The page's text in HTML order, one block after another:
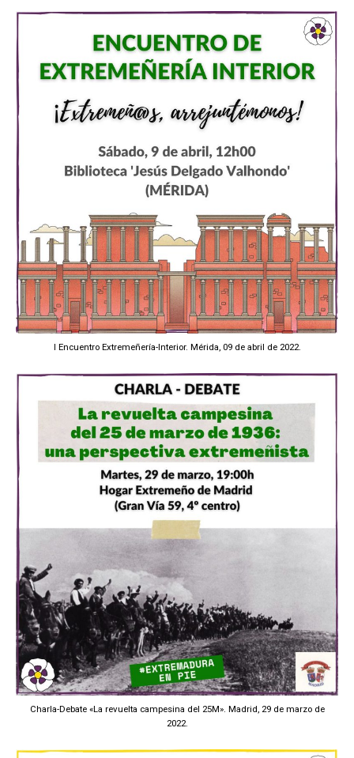
I Encuentro Extremeñería-Interior. Mérida, 09 de abril de 2022.
Charla-Debate «La revuelta campesina del 25M». Madrid, 29 de marzo de
2022.